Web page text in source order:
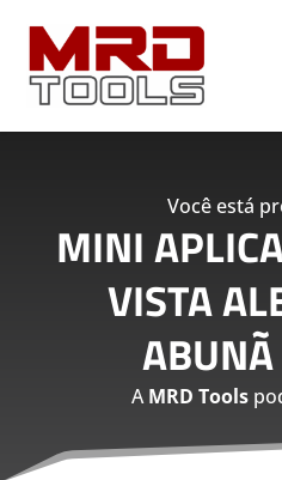
Você está
MINI
VISTA
AMRD Tools